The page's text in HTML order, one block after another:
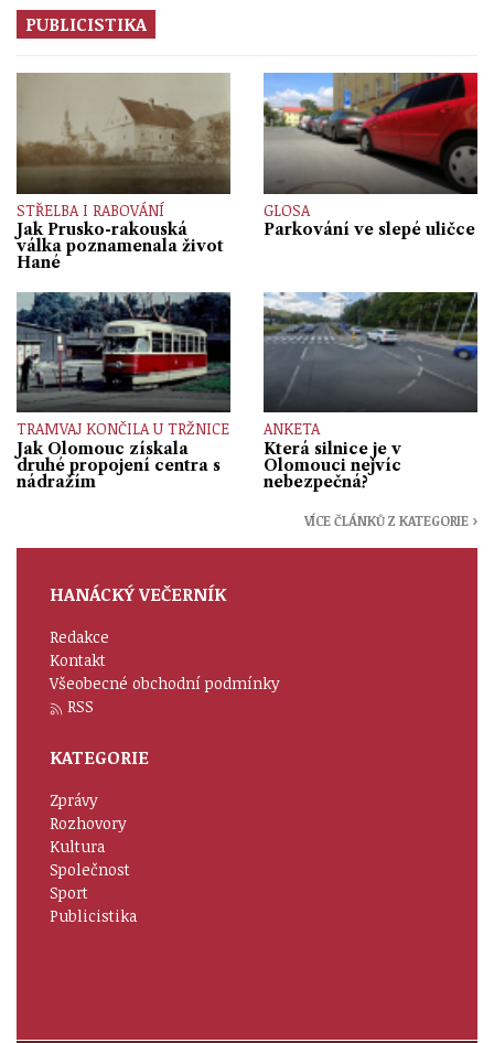
PUBLICISTIKA
STŘELBA I RABOVÁNÍ
Jak Prusko-rakouská
válka poznamenala život
Hané
GLOSA
Parkování ve slepé uličce
TRAMVAJ KONČILA U TRŽNICE
Jak Olomouc získala
druhé propojení centra s
nádražím
ANKETA
Která silnice je v
Olomouci nejvíc
nebezpečná?
VÍCE ČLÁNKŮ Z KATEGORIE ›
HANÁCKÝ VEČERNÍK
Redakce
Kontakt
Všeobecné obchodní podmínky
RSS
KATEGORIE
Zprávy
Rozhovory
Kultura
Společnost
Sport
Publicistika